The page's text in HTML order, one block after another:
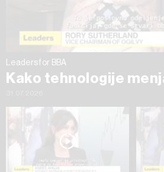
trenutku opozvati bez negativnih
Leaders for BBA
Kako tehnologije